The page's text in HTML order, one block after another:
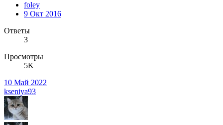
foley
9 Окт 2016
Ответы
3
Просмотры
5K
10 Май 2022
kseniya93